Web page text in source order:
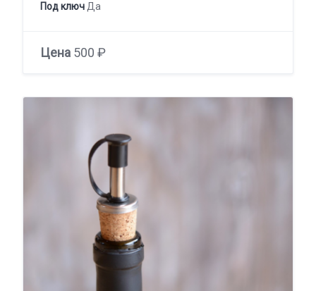
Под ключДа
Цена 500 ₽